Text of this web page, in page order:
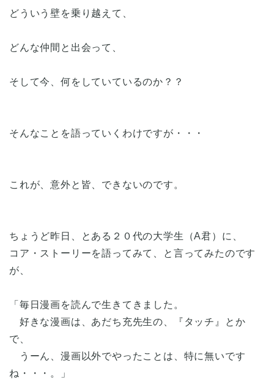
どういう壁を乗り越えて、
どんな仲間と出会って、
そして今、何をしていているのか？？
そんなことを語っていくわけですが・・・
これが、意外と皆、できないのです。
ちょうど昨日、とある２０代の大学生（A君）に、
コア・ストーリーを語ってみて、と言ってみたのです
が、
「毎日漫画を読んで生きてきました。
好きな漫画は、あだち充先生の、『タッチ』とか
で、
うーん、漫画以外でやったことは、特に無いです
ね・・・。」